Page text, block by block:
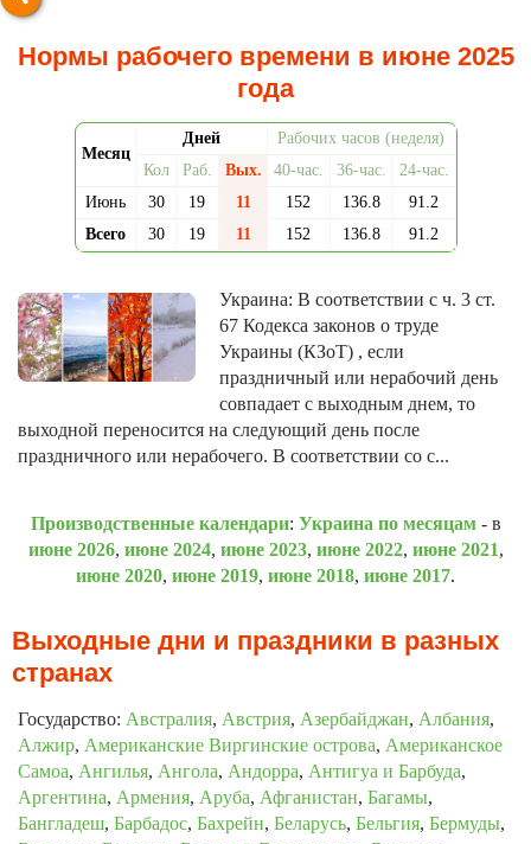
Нормы рабочего времени в июне 2025
года
Месяц
Дней
Рабочих часов (неделя)
Кол
Раб. Вых. 40-час. 36-час.
24-час.
Июнь
30 19 11 152 136.8
91.2
Всего
30 19 11 152 136.8 91.2
Украина: В соответствии с ч. 3 ст.
67 Кодекса законов о труде
Украины (КЗоТ) , если
праздничный или нерабочий день
совпадает с выходным днем, то
выходной переносится на следующий день после
праздничного или нерабочего. В соответствии со с...
Производственные календари: Украина по месяцам- в
июне 2026, июне 2024, июне 2023, июне 2022, июне 2021,
июне 2020, июне 2019, июне 2018, июне 2017.
Выходные дни и праздники в разных
странах
Государство: Австралия, Австрия, Азербайджан, Албания,
Алжир, Американские Виргинские острова, Американское
Самоа, Ангилья, Ангола, Андорра, Антигуа и Барбуда,
Аргентина, Армения, Аруба, Афганистан, Багамы,
Бангладеш, Барбадос, Бахрейн, Беларусь, Бельгия, Бермуды,